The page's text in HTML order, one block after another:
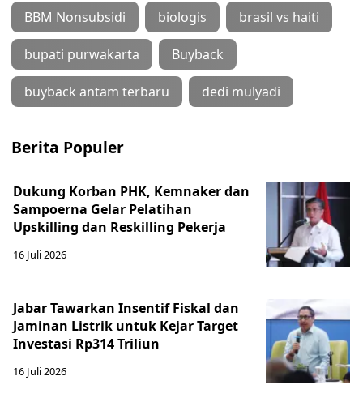
BBM Nonsubsidi biologis brasil vs haiti
bupati purwakarta Buyback
buyback antam terbaru dedi mulyadi
Berita Populer
Dukung Korban PHK, Kemnaker dan
Sampoerna Gelar Pelatihan
Upskilling dan Reskilling Pekerja
16 Juli 2026
Jabar Tawarkan Insentif Fiskal dan
Jaminan Listrik untuk Kejar Target
Investasi Rp314 Triliun
16 Juli 2026